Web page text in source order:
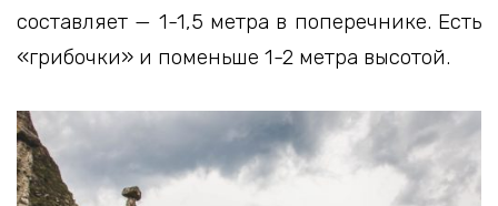
составляет — 1-1,5 метра в поперечнике. Есть
«грибочки» и поменьше 1-2 метра высотой.